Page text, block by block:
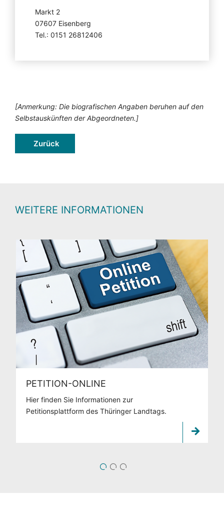
Markt 2
07607 Eisenberg
Tel.: 0151 26812406
[Anmerkung: Die biografischen Angaben beruhen auf den
Selbstauskünften der Abgeordneten.]
Zurück
WEITERE INFORMATIONEN
PETITION-ONLINE
Hier finden Sie Informationen zur
Petitionsplattform des Thüringer Landtags.
1 2